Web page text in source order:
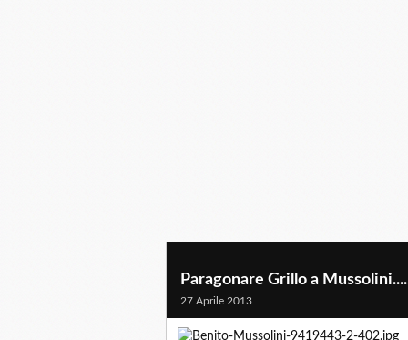
Paragonare Grillo a
27 Aprile 2013